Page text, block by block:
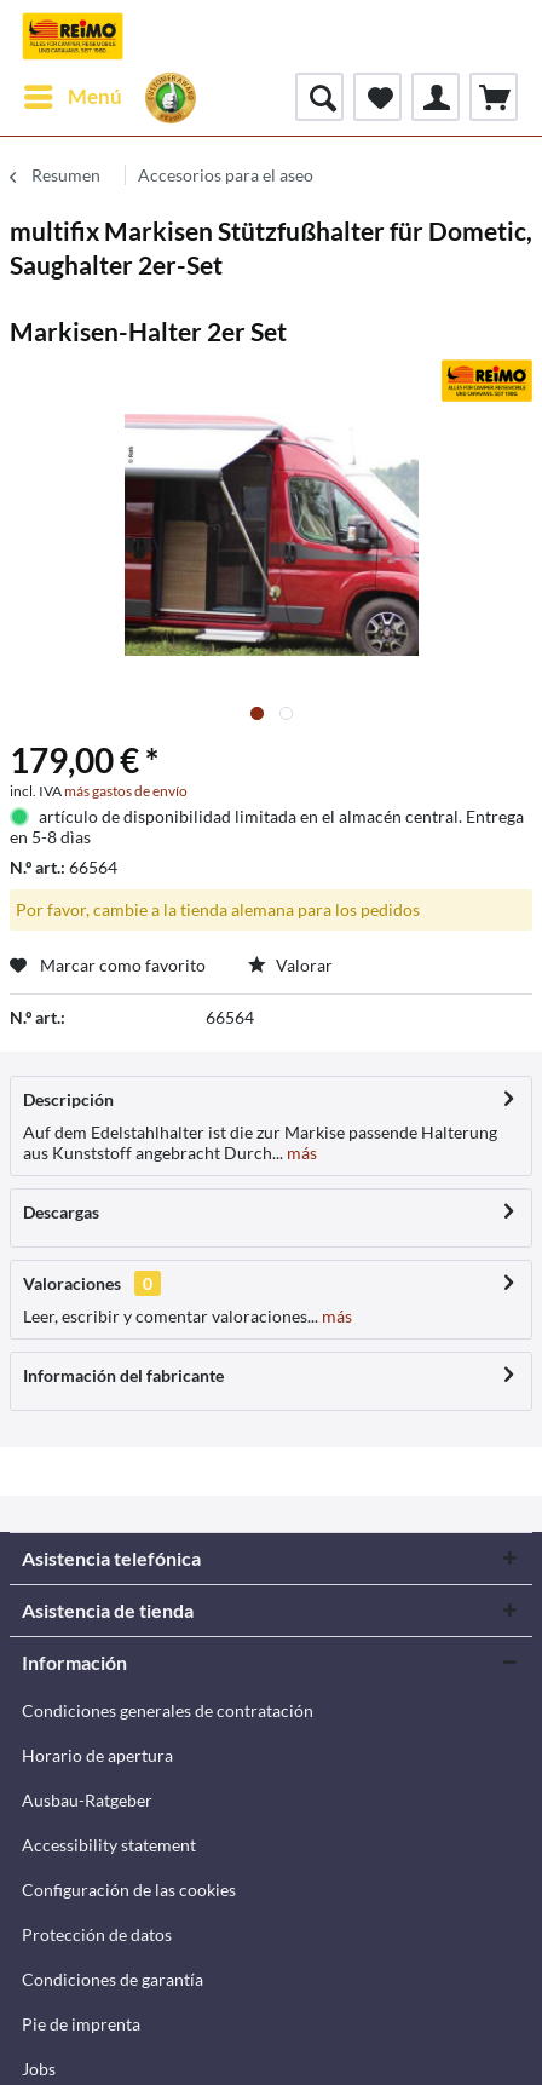
Menú
Resumen Accesorios para el aseo
multifix Markisen Stützfußhalter für Dometic,
Saughalter 2er-Set
Markisen-Halter 2er Set
179,00 € *
incl. IVAmás gastos de envío
artículo de disponibilidad limitada en el almacén central. Entrega
en 5-8 dìas
N.º art.: 66564
Por favor, cambie a la tienda alemana para los pedidos
Marcar como favorito Valorar
N.º art.: 66564
Descripción
Auf dem Edelstahlhalter ist die zur Markise passende Halterung
aus Kunststoff angebracht Durch... más
Descargas
Valoraciones
0
Leer, escribir y comentar valoraciones... más
Información del fabricante
Asistencia telefónica
Asistencia de tienda
Información
Condiciones generales de contratación
Horario de apertura
Ausbau-Ratgeber
Accessibility statement
Configuración de las cookies
Protección de datos
Condiciones de garantía
Pie de imprenta
Jobs